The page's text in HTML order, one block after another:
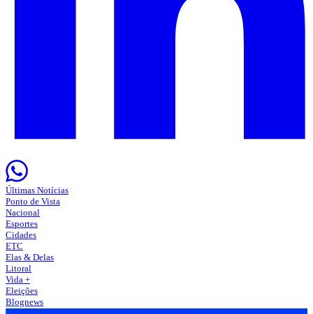
Últimas Notícias
Ponto de Vista
Nacional
Esportes
Cidades
ETC
Elas & Delas
Litoral
Vida +
Eleições
Blognews